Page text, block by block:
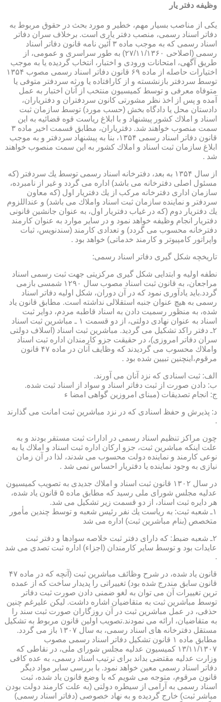
وظیفه دفتر یار
یكی از مناصب بسیار مهم، خطیر و مورد بحث در حقوق مربوط به
دفاتر اسناد رسمی، منصب دفتر یاری است. برخلاف سران دفاتر
اسناد رسمی كه به موجب ماده ۳ آئین نامه قانون دفاتر اسناد
رسمی (اصلاحی ۲۷/۱۱/۱۳۶۰) به طور سراسری و عمومی، از
طریق آگهی، امتحانات ورودی و اختبار، انتخاب گردیده یا به موجب
اختیارات حاصله از ماده ۶۹ قانون دفاتر اسناد رسمی مصوب ۱۳۵۴
توسط سردفتر بازنشسته و از كارافتاده یا ورثه سردفتر متوفی یا
متوفاه معرفی و توسط كمیسیون منتخب از آنان اختبار به عمل
آمده و پس از اخذ نظر مشورتی كانون سردفتران و دفتریاران،
دادستان محل یا دادگاه بخش (حسب مورد) توسط سازمان ثبت
اسناد و املاك كشور پیشنهاد و با ابلاغ ریاست قوه قضائیه به این
سمت منصوب خواهند شد. دفتریاران، مطابق قسمت اخیر ماده ۳
قانون دفاتر اسناد رسمی ۱۳۵۴، بنا به پیشنهاد سردفتر و به موجب
ابلاغ سازمان ثبت اسناد و املاك كشور به این سمت منصوب خواهند
شد .
از سال ۱۳۵۴ به بعد، دفترخانه اسناد رسمی توسط یك سردفتر (كه
مسئول اصلی دفترخانه می باشد) اداره می گردد و غیر از نامبرده،
سازمان اداری دفترخانه مركب از یك دفتریار اول (كه معاون
سردفتر و نماینده سازمان ثبت اسناد واملاك می باشد) و عنداللزوم
یك دفتریار دوم (كه در غیاب دفتریار اول، به عنوان جانشین قانونی
دفتریار انجام وظیفه خواهد نمود و در سایر موارد به عنوان كارمند
دفترخانه محسوب می گردد) و تعدادی كارمند (سندنویس، ثبات
واپراتور كامپیوتر و كارمند خدماتی) خواهد بود .
تاریخچه شكل گیری دفاتر اسناد رسمی:
نطفه اولیه و ابتدایی شكل گیری مركزیتی جهت ثبت رسمی اسناد
مراجعان، به قانون ثبت اسناد مصوب سال ۱۲۹۰ شمسی بازمی
گردد.باید یادآوری نمود كه در آن دوران، شكل اولیه دفاتر اسناد
رسمی به هیچ عنوان جنبه استقلالی نداشته است. مطابق قانون یاد
شده، به منظور رسمیت دادن به اسناد قاطبه مردم، دوایر ثبت
اسناد به عنوان نهادی دولتی، از دو قسمت ۱ ـ مباشرین ثبت اسناد
۲ـ دفتر راكد تشكیل می گردید. مباشرین ثبت اسناد (اسلاف دولتی
سران دفاتر امروزی)، در حقیقت جزو كارمندان اداره ثبت اسناد
واملاك محسوب می گردیدند كه وظایف آنان در ماده ۴۷ قانون
مرقوم،اینچنین تبیین شده بود .
الف: ثبت اسنادی كه نزد آنان می آورند.
ب: دادن صورت از ثبت دفاتر اسناد و سواد از اسناد ثبت شده.
ج: انجام تصدیقات (مبنای امروزین گواهی امضا ء
د: پذیرش و حفظ اسنادی كه در نزد مباشرین ثبت امانت می گذارند
.
چون مراكز تنظیم اسناد رسمی در ادارات ثبت مستقر بودند و به
علت اینكه مباشرین ثبت، جزو اركان اداره ثبت اسناد و املاك یا به
نوعی كارمند و نماینده دولت محسوب می شدند، لذا در آن زمان
نیازی به وجود نماینده یا دفتریار احساس نمی شد .
در سال ۱۳۰۲ قانون ثبت اسناد و املاك جدیدی به تصویب كمیسیون
عدلیه مجلس شورای ملی رسید كه مطابق ماده ۵ قانون یاد شده،
هر دایره ثبت اسناد، از دو قسمت زیر تشكیل می شد.
۱ـ شعبه ثبت: به ریاست یك نفر رئیس شعبه و توسط چندین مأمور
متخصص (بنام مباشرین ثبت) اداره می شد
۲ـ شعبه ضبط: كه دارای دفتر ثبت خلاصه سوادها و دفتر ثبت
عایدات بود و توسط سایر كارمندان (اجزاء) اداره ثبت تصدی می شد
.
قانون یاد شده، در شرح وظائف مباشرین ثبت (آنچه كه در ماده ۴۷
قانون سابق مندرج شده بود) تغییراتی را پدیدار ساخت كه از عمده
ترین تغییرات آن می توان به لغو ضمنی دادن صورت ثبت دفاتر
توسط مباشرین ثبت به متقاضیان اشاره داشت. لیكن علیرغم چنین
حذفی، در عمل مباشرین ثبت در آن روزگاران صورت ثبت سند را
به متقاضیان، ارائه می نمودند.تصویب اولین قانون مربوط به تشكیل
مستقل دفترخانه های اسناد رسمی، به سال ۱۳۰۷ باز می گردد.
مطابق ماده ۱ قانون تشكیل دفاتر اسناد رسمی مصوب
۱۳/۱۱/۱۳۰۷ كمیسیون عدلیه مجلس شورای ملی، در نقاطی كه
وزارت عدلیه مقتضی بداند برای ترتیب اسناد رسمی، به عده كافی
دفاتر اسناد رسمی معین خواهد نمود. با بررسی سایر مواد دیگر
قانون مرقوم، متوجه می شویم كه با وضع قانون یاد شده، ثبت
اسناد رسمی به آرامی از سیطره دولتی (به علت كارمند دولت بودن
مباشر ثبت) خارج گردیده و به نهاد خصوصی (دفاتر اسناد رسمی)